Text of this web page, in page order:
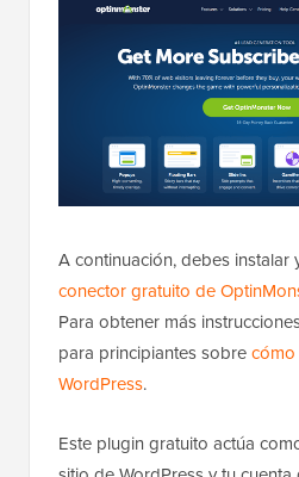
A continuación, debes instalar
conector gratuito de
Para obtener más
para principiantes sobre
WordPress.
Este plugin gratuito actúa